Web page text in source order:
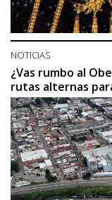
NOTICIAS
¿Vas rumbo al
rutas alternas